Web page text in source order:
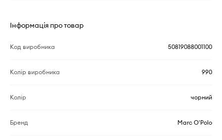
Інформація про товар
Код виробника 50819088001100
Колір виробника 990
Колір чорний
Бренд Marc O'Polo